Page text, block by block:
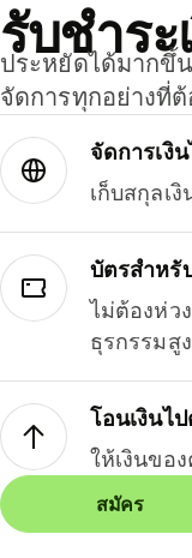
รับชำระ
ประหยัดได้มากขึ้
จัดการทุกอย่างที่
จัดการเงิ
เก็บสกุลเ
บัตรสำหรั
ไม่ต้องห่ว
ธุรกรรมสู
โอนเงินไ
ให้เงินขอ
สมัคร